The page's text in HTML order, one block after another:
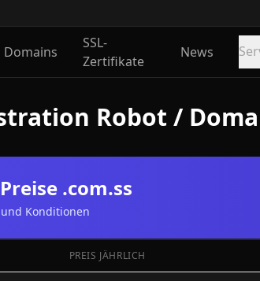
Domains
SSL-
Zertifikate
News
Robot /
.com.ss
Konditionen
PREIS JÄHRLICH